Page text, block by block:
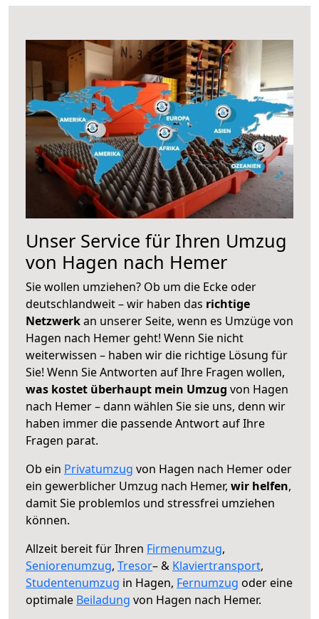
Unser Service für Ihren Umzug
von Hagen nach Hemer
Sie wollen umziehen? Ob um die Ecke oder
deutschlandweit – wir haben das richtige
Netzwerkan unserer Seite, wenn es Umzüge von
Hagen nach Hemer geht! Wenn Sie nicht
weiterwissen – haben wir die richtige Lösung für
Sie! Wenn Sie Antworten auf Ihre Fragen wollen,
was kostet überhaupt mein Umzug von Hagen
nach Hemer – dann wählen Sie sie uns, denn wir
haben immer die passende Antwort auf Ihre
Fragen parat.
Ob ein Privatumzug von Hagen nach Hemer oder
ein gewerblicher Umzug nach Hemer, wir helfen,
damit Sie problemlos und stressfrei umziehen
können.
Allzeit bereit für Ihren Firmenumzug,
Seniorenumzug, Tresor– & Klaviertransport,
Studentenumzug in Hagen, Fernumzug oder eine
optimale Beiladung von Hagen nach Hemer.